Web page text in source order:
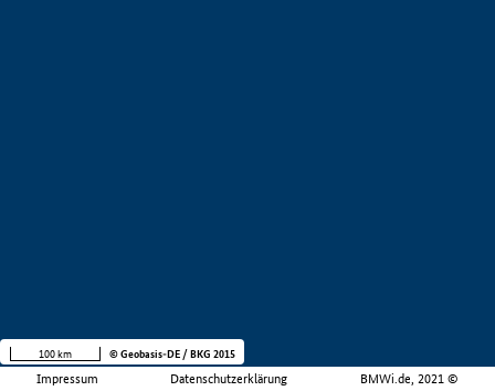
Impressum Datenschutzerklärung BMWi.de, 2021 ©
100 km © Geobasis-DE / BKG 2015